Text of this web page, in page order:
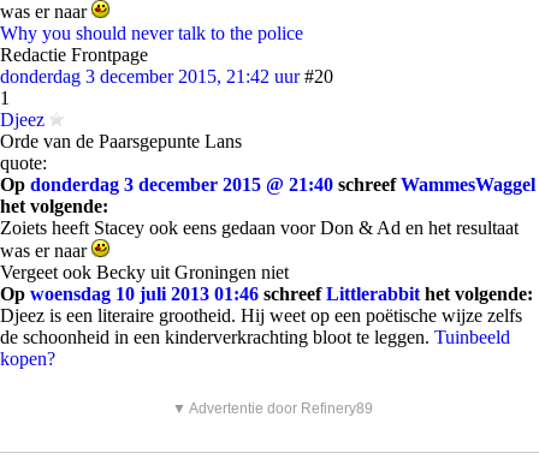
was er naar
Why you should never talk to the police
Redactie Frontpage
donderdag 3 december 2015, 21:42 uur #20
1
Djeez
Orde van de Paarsgepunte Lans
quote:
Op donderdag 3 december 2015 @ 21:40 schreefWammesWaggel
het volgende:
Zoiets heeft Stacey ook eens gedaan voor Don & Ad en het resultaat
was er naar
Vergeet ook Becky uit Groningen niet
Op woensdag 10 juli 2013 01:46 schreefLittlerabbit het volgende:
Djeez is een literaire grootheid. Hij weet op een poëtische wijze zelfs
de schoonheid in een kinderverkrachting bloot te leggen. Tuinbeeld
kopen?
▼ Advertentie door Refinery89